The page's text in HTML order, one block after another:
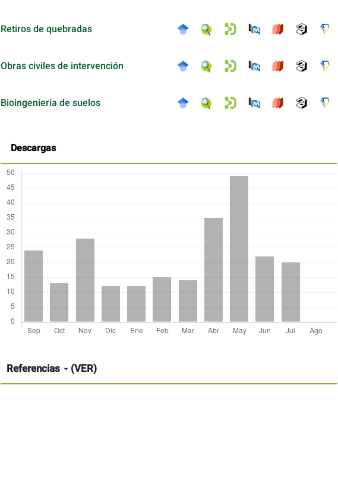
Retiros de quebradas
Obras civiles de intervención
Bioingeniería de suelos
Descargas
artículo
Referencias (VER)